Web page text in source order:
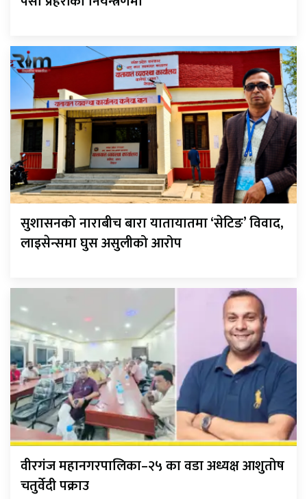
सुशासनको नाराबीच बारा यातायातमा ‘सेटिङ’ विवाद,
लाइसेन्समा घुस असुलीको आरोप
वीरगंज महानगरपालिका–२५ का वडा अध्यक्ष आशुतोष
चतुर्वेदी पक्राउ